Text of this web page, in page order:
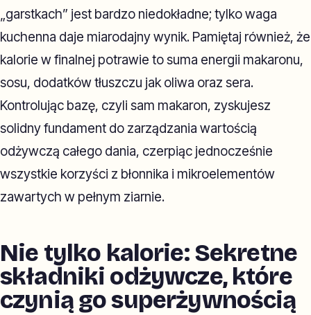
„garstkach” jest bardzo niedokładne; tylko waga
kuchenna daje miarodajny wynik. Pamiętaj również, że
kalorie w finalnej potrawie to suma energii makaronu,
sosu, dodatków tłuszczu jak oliwa oraz sera.
Kontrolując bazę, czyli sam makaron, zyskujesz
solidny fundament do zarządzania wartością
odżywczą całego dania, czerpiąc jednocześnie
wszystkie korzyści z błonnika i mikroelementów
zawartych w pełnym ziarnie.
Nie tylko kalorie: Sekretne
składniki odżywcze, które
czynią go superżywnością